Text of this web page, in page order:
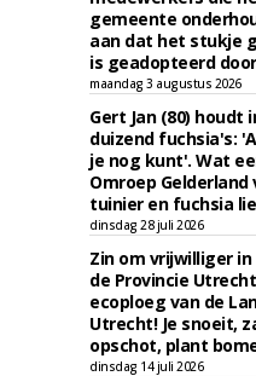
gemeente
aan dat het stukje
is geadopteerd
maandag 3 augustus 2026
Gert Jan (80) houdt
duizend fuchsia's:
je nog kunt'. Wat
Omroep
tuinier en fuchsia
dinsdag 28 juli 2026
Zin om vrijwilliger
de Provincie
ecoploeg van de
Utrecht! Je snoeit,
opschot, plant
dinsdag 14 juli 2026